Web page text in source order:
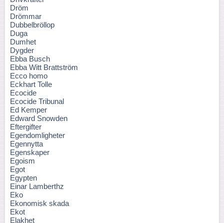
Dröm
Drömmar
Dubbelbröllop
Duga
Dumhet
Dygder
Ebba Busch
Ebba Witt Brattström
Ecco homo
Eckhart Tolle
Ecocide
Ecocide Tribunal
Ed Kemper
Edward Snowden
Eftergifter
Egendomligheter
Egennytta
Egenskaper
Egoism
Egot
Egypten
Einar Lamberthz
Eko
Ekonomisk skada
Ekot
Elakhet